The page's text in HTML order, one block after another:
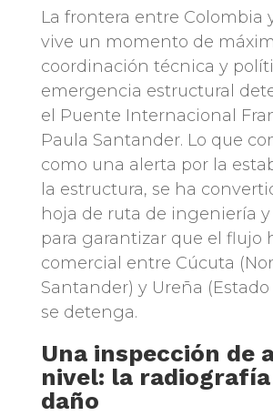
La frontera entre Colombia
vive un momento de
coordinación técnica y
emergencia estructural
el Puente Internacional
Paula Santander. Lo que
como una alerta por la
la estructura, se ha
hoja de ruta de ingeniería
para garantizar que el flujo
comercial entre Cúcuta
Santander) y Ureña
se detenga.
Una inspección de
nivel: la
daño